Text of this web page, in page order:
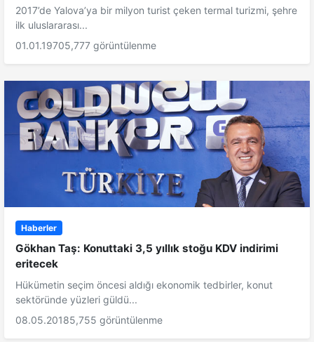
2017’de Yalova’ya bir milyon turist çeken termal turizmi, şehre
ilk uluslararası...
01.01.19705,777 görüntülenme
Haberler
Gökhan Taş: Konuttaki 3,5 yıllık stoğu KDV indirimi
eritecek
Hükümetin seçim öncesi aldığı ekonomik tedbirler, konut
sektöründe yüzleri güldü...
08.05.20185,755 görüntülenme